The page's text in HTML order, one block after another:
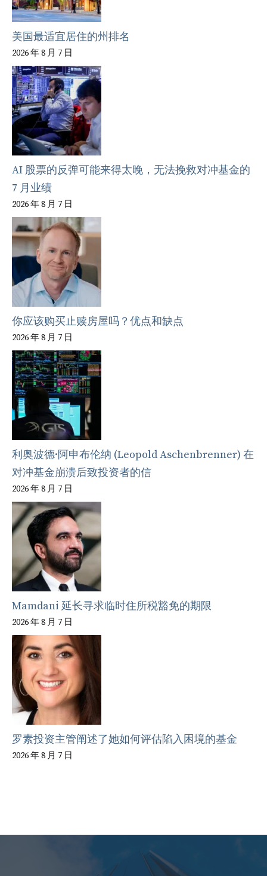
美国最适宜居住的州排名
2026 年 8 月 7 日
AI 股票的反弹可能来得太晚，无法挽救对冲基金的
7 月业绩
2026 年 8 月 7 日
你应该购买止赎房屋吗？优点和缺点
2026 年 8 月 7 日
利奥波德·阿申布伦纳 (Leopold Aschenbrenner) 在
对冲基金崩溃后致投资者的信
2026 年 8 月 7 日
Mamdani 延长寻求临时住所税豁免的期限
2026 年 8 月 7 日
罗素投资主管阐述了她如何评估陷入困境的基金
2026 年 8 月 7 日